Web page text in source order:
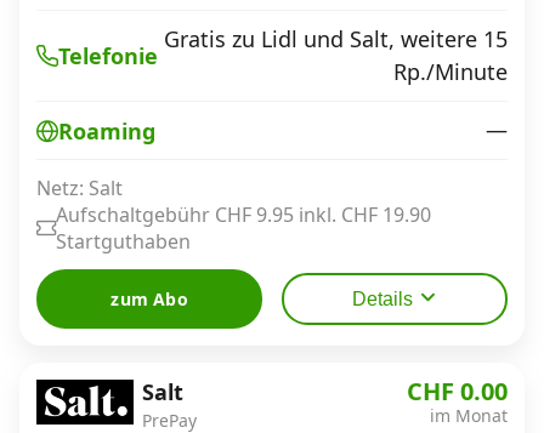
Telefonie
Gratis zu Lidl und Salt, weitere 15
Rp./Minute
Roaming —
Netz: Salt
Aufschaltgebühr CHF 9.95 inkl. CHF 19.90
Startguthaben
zum Abo Details
Salt
PrePay
CHF 0.00
im Monat